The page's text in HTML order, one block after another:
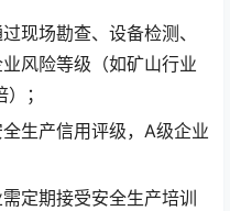
现场勘查、设备检测、
风险等级（如矿山行业
；
生产信用评级，A级企业
定期接受安全生产培训